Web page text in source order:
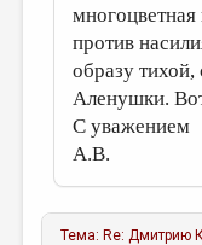
против
образу
Аленушки.
С уважением
А.В.
Тема: Re: Дмитрию